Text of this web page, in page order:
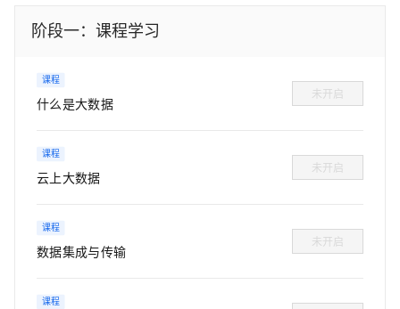
阶段一：课程学习
课程
什么是大数据
未开启
课程
云上大数据
未开启
课程
数据集成与传输
未开启
课程